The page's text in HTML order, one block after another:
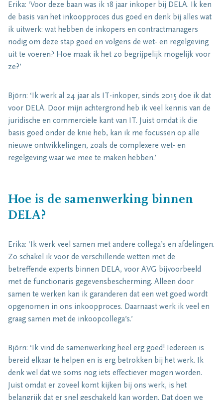
Erika: ‘Voor deze baan was ik 18 jaar inkoper bij DELA. Ik ken
de basis van het inkoopproces dus goed en denk bij alles wat
ik uitwerk: wat hebben de inkopers en contractmanagers
nodig om deze stap goed en volgens de wet- en regelgeving
uit te voeren? Hoe maak ik het zo begrijpelijk mogelijk voor
ze?’
Björn: ‘Ik werk al 24 jaar als IT-inkoper, sinds 2015 doe ik dat
voor DELA. Door mijn achtergrond heb ik veel kennis van de
juridische en commerciële kant van IT. Juist omdat ik die
basis goed onder de knie heb, kan ik me focussen op alle
nieuwe ontwikkelingen, zoals de complexere wet- en
regelgeving waar we mee te maken hebben.’
Hoe is de samenwerking binnen
DELA?
Erika: ‘Ik werk veel samen met andere collega’s en afdelingen.
Zo schakel ik voor de verschillende wetten met de
betreffende experts binnen DELA, voor AVG bijvoorbeeld
met de functionaris gegevensbescherming. Alleen door
samen te werken kan ik garanderen dat een wet goed wordt
opgenomen in ons inkoopproces. Daarnaast werk ik veel en
graag samen met de inkoopcollega’s.’
Björn: ‘Ik vind de samenwerking heel erg goed! Iedereen is
bereid elkaar te helpen en is erg betrokken bij het werk. Ik
denk wel dat we soms nog iets effectiever mogen worden.
Juist omdat er zoveel komt kijken bij ons werk, is het
belangrijk dat er snel geschakeld kan worden. Dat doen we